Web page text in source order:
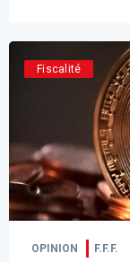
Fiscalité
OPINION F.F.F.